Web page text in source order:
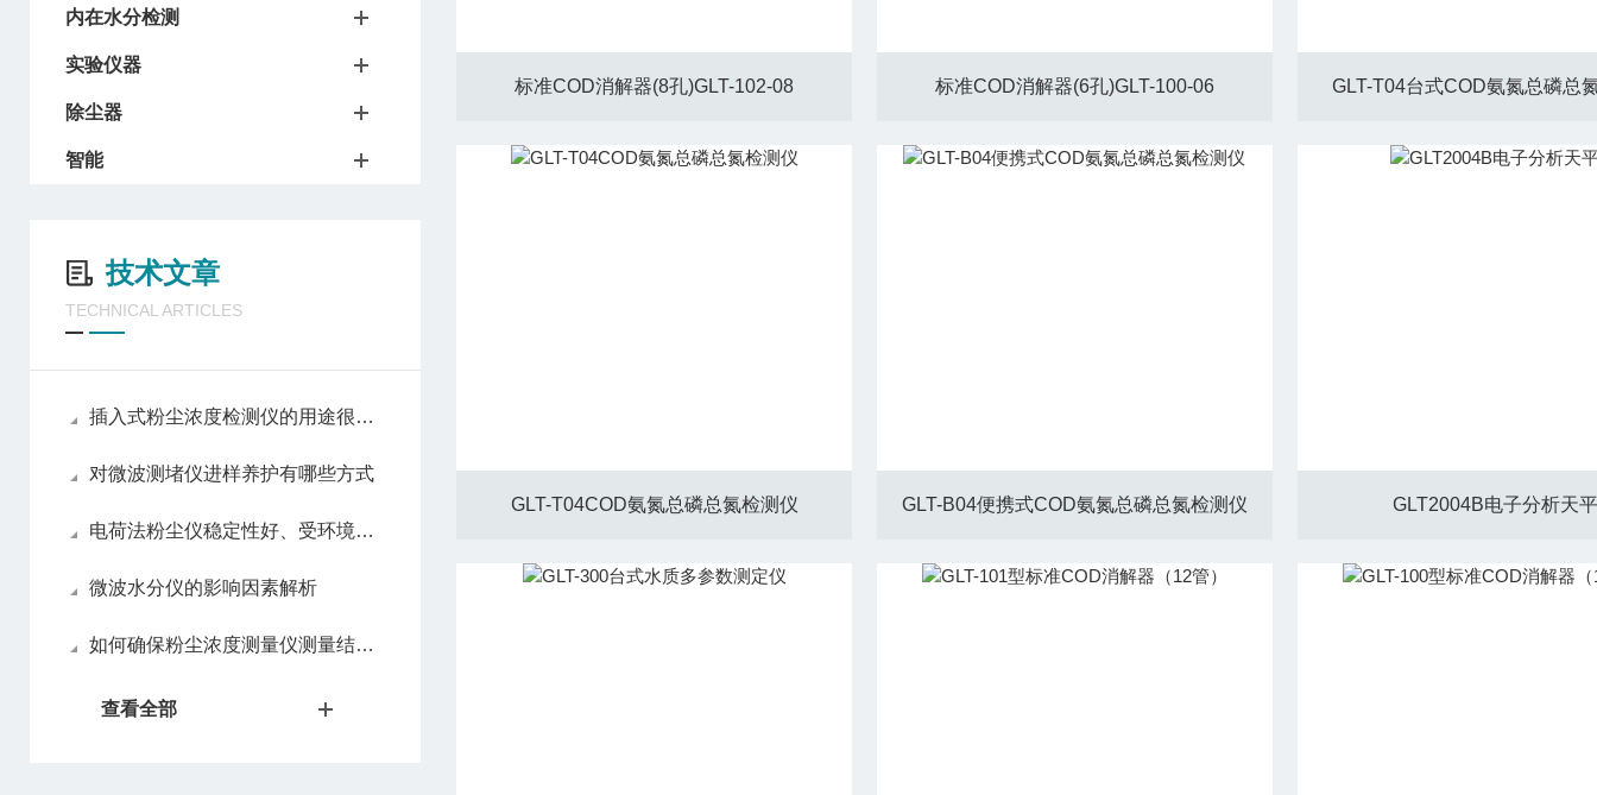
内在水分检测
实验仪器
除尘器
智能
技术文章
TECHNICAL ARTICLES
插入式粉尘浓度检测仪的用途很多，来看看有哪些
对微波测堵仪进样养护有哪些方式
电荷法粉尘仪稳定性好、受环境因素影响小
微波水分仪的影响因素解析
如何确保粉尘浓度测量仪测量结果的准确性和正常运行
查看全部
标准COD消解器(8孔)GLT-102-08 标准COD消解器(6孔)GLT-100-06 GLT-T04台式COD氨氮总磷总
GLT-T04COD氨氮总磷总氮检测仪 GLT-B04便携式COD氨氮总磷总氮检测仪 GLT2004B电子分析天平